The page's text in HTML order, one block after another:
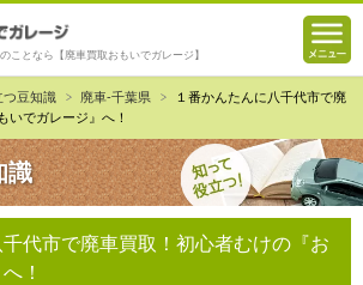
ことなら【廃車買取おもいでガレージ】
つ豆知識 廃車-千葉県
１番かんたんに八千代市で廃
いでガレージ』へ！
識
代市で廃車買取！初心者むけの『お
！